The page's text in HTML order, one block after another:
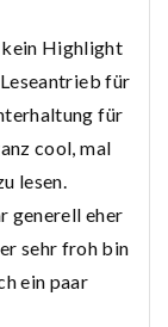
Highlight
für
für
cool, mal
lesen.
generell eher
sehr froh bin
ein paar